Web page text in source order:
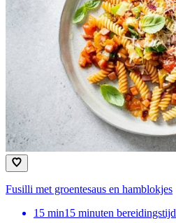
Fusilli met groentesaus en hamblokjes
15 min15 minuten bereidingstijd